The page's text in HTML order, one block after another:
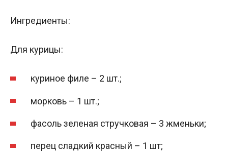
Ингредиенты:
Для курицы:
куриное филе – 2 шт.;
морковь – 1 шт.;
фасоль зеленая стручковая – 3 жменьки;
перец сладкий красный – 1 шт;